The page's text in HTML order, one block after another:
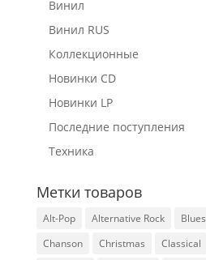
Винил
Винил RUS
Коллекционные
Новинки CD
Новинки LP
Последние поступления
Техника
Метки товаров
Alt-Pop Alternative Rock Blues
Chanson
Christmas Classical